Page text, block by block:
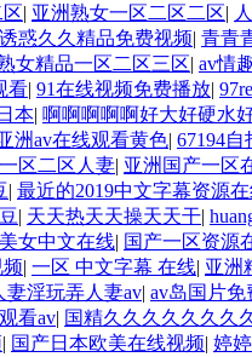
| 亚洲熟女一区二区二区|
惑久久精品免费视频| 青青
女精品一区二区三区| av情
看| 91在线视频免费播放|
本| 啊啊啊啊啊好大好硬水
洲av在线观看黄色| 67194自
区二区人妻| 亚洲国产一区
| 最近的2019中文字幕资源
| 天天热天天操天天干|
女中文在线| 国产一区资源
| 一区 中文字幕 在线| 亚洲
妻淫玩弄人妻av| av岛国片
看av| 国精久久久久久久久
| 国产日本欧美在线视频| 婷